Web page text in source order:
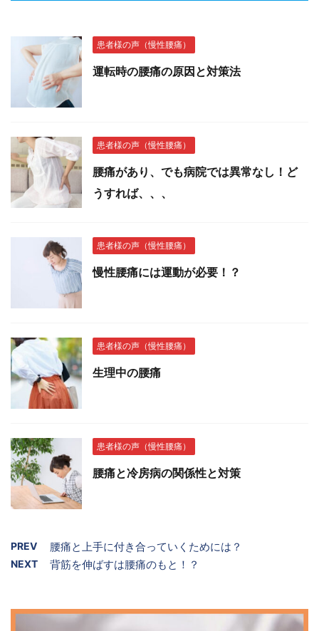
患者様の声（慢性腰痛）
運転時の腰痛の原因と対策法
患者様の声（慢性腰痛）
腰痛があり、でも病院では異常なし！ど
うすれば、、、
患者様の声（慢性腰痛）
慢性腰痛には運動が必要！？
患者様の声（慢性腰痛）
生理中の腰痛
患者様の声（慢性腰痛）
腰痛と冷房病の関係性と対策
PREV 腰痛と上手に付き合っていくためには？
NEXT 背筋を伸ばすは腰痛のもと！？